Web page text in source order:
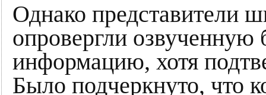
Однако представители
опровергли озвученную
информацию, хотя
Было подчеркнуто, что